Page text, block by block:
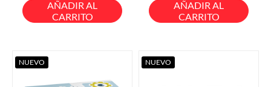
AÑADIR AL
CARRITO
AÑADIR AL
CARRITO
NUEVO NUEVO